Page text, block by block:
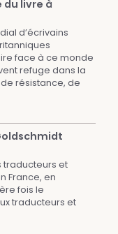
livre à
d’écrivains
face à ce monde
refuge dans la
résistance, de
traducteurs et
France, en
fois le
traducteurs et